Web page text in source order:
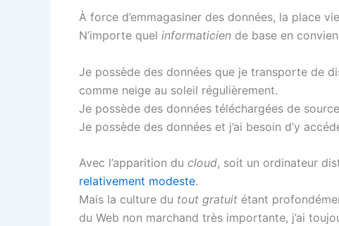
À force d’emmagasiner des données, la place
N’importe quel informaticien de base en
Je possède des données que je transporte de
comme neige au soleil régulièrement.
Je possède des données téléchargées de
Je possède des données et j’ai besoin d’y
Avec l’apparition du cloud, soit un ordinateur
relativement modeste.
Mais la culture du tout gratuit étant
du Web non marchand très importante, j’ai